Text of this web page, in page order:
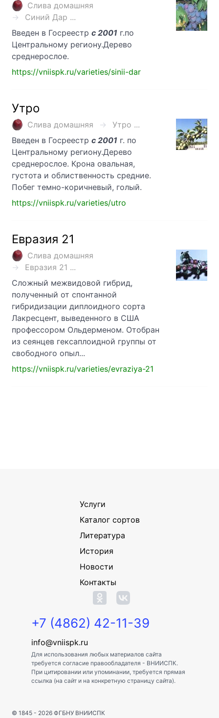
Слива домашняя
Синий Дар ...
Введен в Госреестр с 2001 г.по
Центральному региону.Дерево
среднерослое.
https://vniispk.ru/varieties/sinii-dar
Утро
Слива домашняя
Утро ...
Введен в Госреестр с 2001 г. по
Центральному региону.Дерево
среднерослое. Крона овальная,
густота и облиственность средние.
Побег темно-коричневый, голый.
https://vniispk.ru/varieties/utro
Евразия 21
Слива домашняя
Евразия 21 ...
Сложный межвидовой гибрид,
полученный от спонтанной
гибридизации диплоидного сорта
Лакресцент, выведенного в США
профессором Ольдерменом. Отобран
из сеянцев гексаплоидной группы от
свободного опыл...
https://vniispk.ru/varieties/evraziya-21
Услуги
Каталог сортов
Литература
История
Новости
Контакты
+7 (4862) 42-11-39
info@vniispk.ru
Для использования любых материалов сайта
требуется согласие правообладателя - ВНИИСПК.
При цитировании или упоминании, требуется прямая
ссылка (на сайт и на конкретную страницу сайта).
© 1845 - 2026 ФГБНУ ВНИИСПК